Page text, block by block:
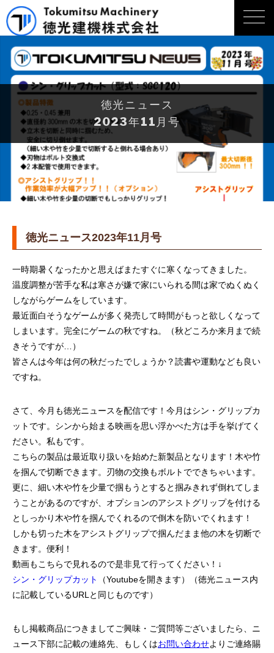
徳光ニュース
2023年11月号
徳光ニュース2023年11月号
一時期暑くなったかと思えばまたすぐに寒くなってきました。
温度調整が苦手な私は寒さが嫌で家にいられる間は家でぬくぬく
しながらゲームをしています。
最近面白そうなゲームが多く発売して時間がもっと欲しくなって
しまいます。完全にゲームの秋ですね。（秋どころか来月まで続
きそうですが…）
皆さんは今年は何の秋だったでしょうか？読書や運動なども良い
ですね。
さて、今月も徳光ニュースを配信です！今月はシン・グリップカ
ットです。シンから始まる映画を思い浮かべた方は手を挙げてく
ださい。私もです。
こちらの製品は最近取り扱いを始めた新製品となります！木や竹
を掴んで切断できます。刃物の交換もボルトでできちゃいます。
更に、細い木や竹を少量で掴もうとすると掴みきれず倒れてしま
うことがあるのですが、オプションのアシストグリップを付ける
としっかり木や竹を掴んでくれるので倒木を防いでくれます！
しかも切った木をアシストグリップで掴んだまま他の木を切断で
きます。便利！
動画もこちらで見れるので是非見て行ってください！↓
シン・グリップカット
（Youtubeを開きます）（徳光ニュース内
に記載しているURLと同じものです）
もし掲載商品につきましてご興味・ご質問等ございましたら、ニ
ュース下部に記載の連絡先、もしくはお問い合わせよりご連絡賜